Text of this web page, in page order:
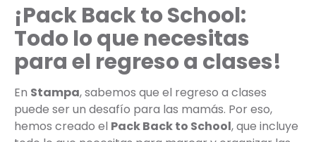
¡Pack Back to School:
Todo lo que necesitas
para el regreso a clases!
En Stampa, sabemos que el regreso a clases
puede ser un desafío para las mamás. Por eso,
hemos creado el Pack Back to School, que incluye